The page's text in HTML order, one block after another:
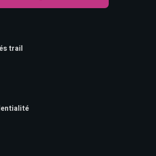
trail